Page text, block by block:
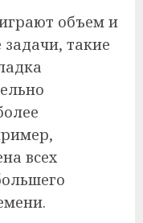
объем и
такие
всех